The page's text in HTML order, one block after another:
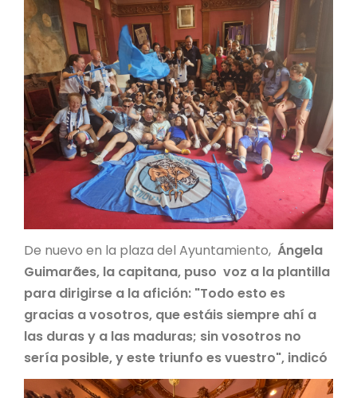
De nuevo en la plaza del Ayuntamiento, Ángela
Guimarães, la capitana, puso voz a la plantilla
para dirigirse a la afición: "Todo esto es
gracias a vosotros, que estáis siempre ahí a
las duras y a las maduras; sin vosotros no
sería posible, y este triunfo es vuestro", indicó